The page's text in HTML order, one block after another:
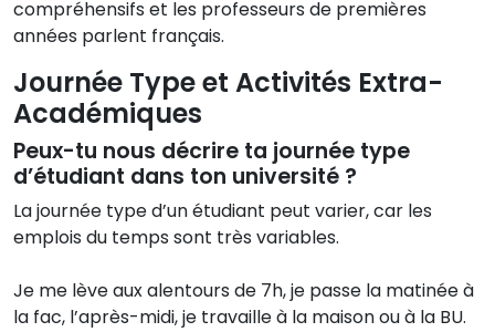
compréhensifs et les professeurs de premières
années parlent français.
Journée Type et Activités Extra-
Académiques
Peux-tu nous décrire ta journée type
d’étudiant dans ton université ?
La journée type d’un étudiant peut varier, car les
emplois du temps sont très variables.
Je me lève aux alentours de 7h, je passe la matinée à
la fac, l’après-midi, je travaille à la maison ou à la BU.